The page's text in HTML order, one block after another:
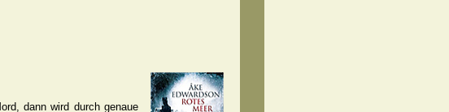
dann wird durch genaue